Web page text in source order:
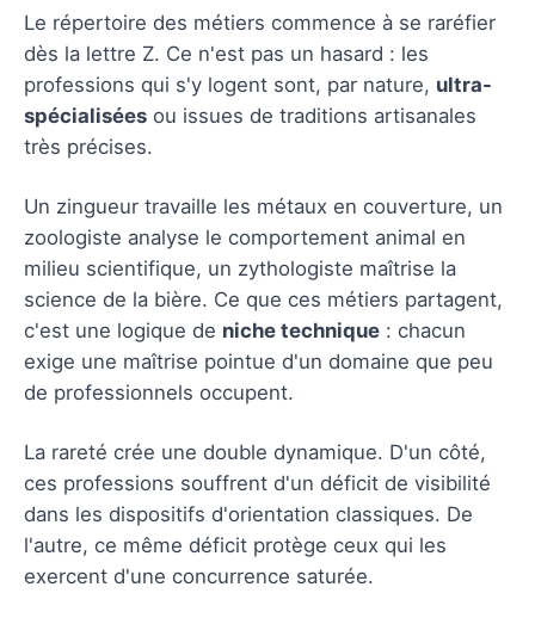
Le répertoire des métiers commence à se raréfier
dès la lettre Z. Ce n'est pas un hasard : les
professions qui s'y logent sont, par nature, ultra-
spécialisées ou issues de traditions artisanales
très précises.
Un zingueur travaille les métaux en couverture, un
zoologiste analyse le comportement animal en
milieu scientifique, un zythologiste maîtrise la
science de la bière. Ce que ces métiers partagent,
c'est une logique de niche technique : chacun
exige une maîtrise pointue d'un domaine que peu
de professionnels occupent.
La rareté crée une double dynamique. D'un côté,
ces professions souffrent d'un déficit de visibilité
dans les dispositifs d'orientation classiques. De
l'autre, ce même déficit protège ceux qui les
exercent d'une concurrence saturée.